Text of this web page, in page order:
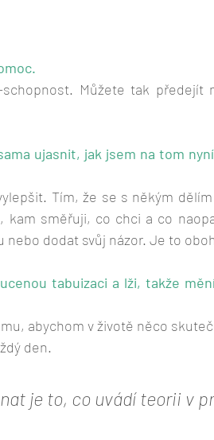
Můžete tak předejít
ujasnit, jak jsem na tom
Tím, že se s někým dělím
kam směřuji, co chci a co
dodat svůj názor. Je to
tabuizaci a lži, takže
abychom v životě něco
den.
je to, co uvádí teorii v